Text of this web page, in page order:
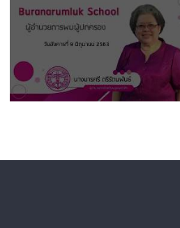
ครั้งที่ 2 (ฝ่ายส่งเสริมระเบียบวินัย)